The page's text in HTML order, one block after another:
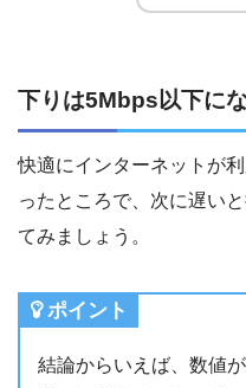
下りは5Mbps以下に
快適にインターネットが
ったところで、次に遅い
てみましょう。
ポイント
結論からいえば、数値